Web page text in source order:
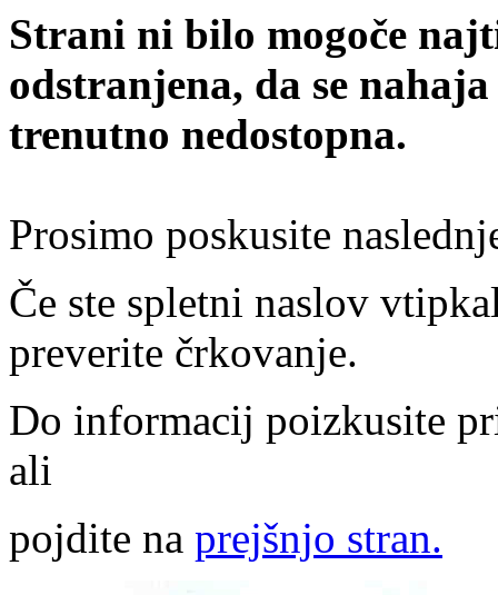
Strani ni bilo mogoče
odstranjena, da se
trenutno nedostopna.
Prosimo poskusite
Če ste spletni naslov
preverite črkovanje.
Do informacij poizkusite
ali
pojdite na prejšnjo stran.